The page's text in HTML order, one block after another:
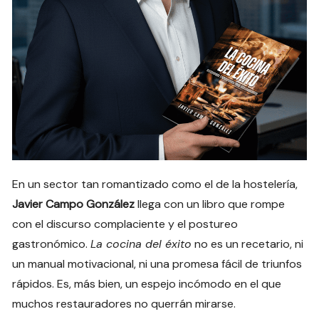
En un sector tan romantizado como el de la hostelería,
Javier Campo Gonzálezllega con un libro que rompe
con el discurso complaciente y el postureo
gastronómico.La cocina del éxito no es un recetario, ni
un manual motivacional, ni una promesa fácil de triunfos
rápidos. Es, más bien, un espejo incómodo en el que
muchos restauradores no querrán mirarse.